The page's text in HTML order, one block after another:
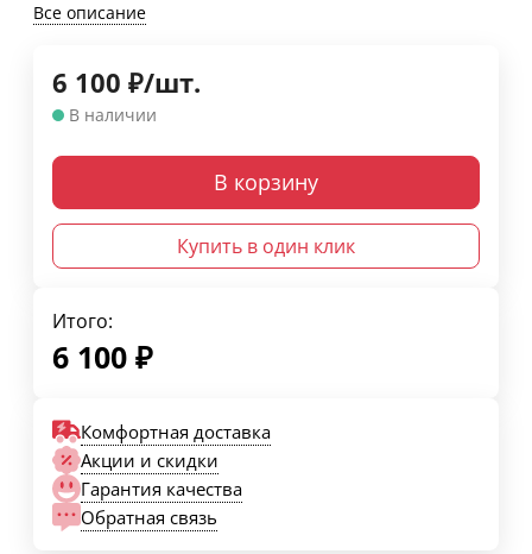
Все описание
6 100 ₽/шт.
В наличии
В корзину
Купить в один клик
Итого:
6 100 ₽
Комфортная доставка
Акции и скидки
Гарантия качества
Обратная связь